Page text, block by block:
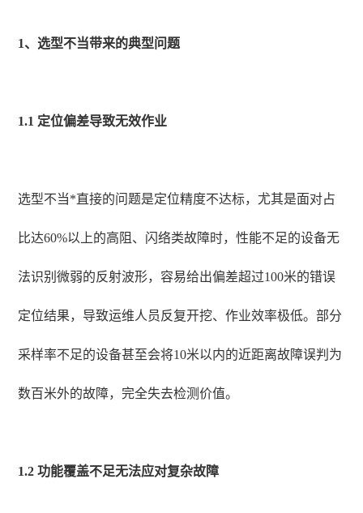
1、选型不当带来的典型问题
1.1 定位偏差导致无效作业
选型不当*直接的问题是定位精度不达标，尤其是面对占
比达60%以上的高阻、闪络类故障时，性能不足的设备无
法识别微弱的反射波形，容易给出偏差超过100米的错误
定位结果，导致运维人员反复开挖、作业效率极低。部分
采样率不足的设备甚至会将10米以内的近距离故障误判为
数百米外的故障，完全失去检测价值。
1.2 功能覆盖不足无法应对复杂故障